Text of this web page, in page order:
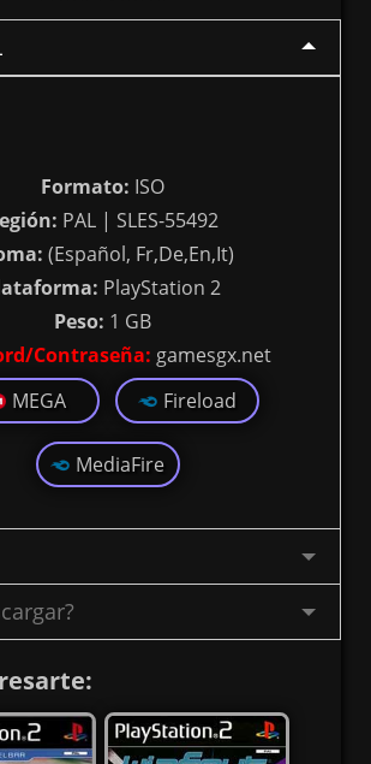
Formato: ISO
PAL | SLES-55492
(Español, Fr,De,En,It)
PlayStation 2
Peso: 1 GB
Contraseña: gamesgx.net
MEGA
Fireload
MediaFire